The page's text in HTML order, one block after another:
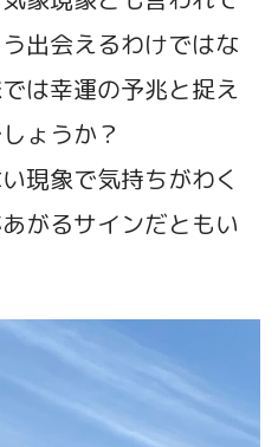
出会えるわけではな
は幸運の予兆と捉え
ょうか？
現象で気持ちがわく
がるサインだともい